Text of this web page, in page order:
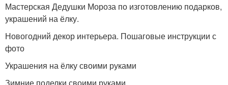
Мастерская Дедушки Мороза по изготовлению подарков,
украшений на ёлку.
Новогодний декор интерьера. Пошаговые инструкции с
фото
Украшения на ёлку своими руками